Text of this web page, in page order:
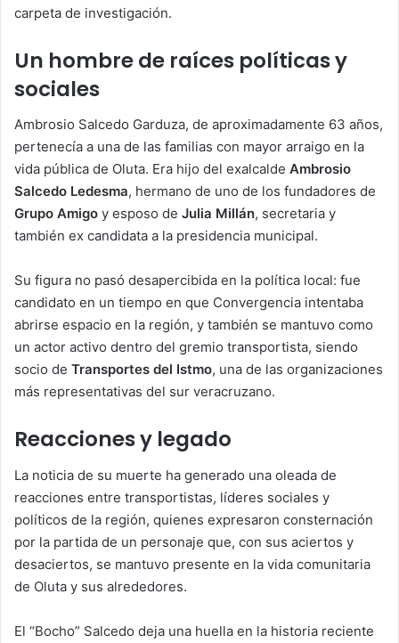
carpeta de investigación.
Un hombre de raíces políticas y
sociales
Ambrosio Salcedo Garduza, de aproximadamente 63 años,
pertenecía a una de las familias con mayor arraigo en la
vida pública de Oluta. Era hijo del exalcalde Ambrosio
Salcedo Ledesma, hermano de uno de los fundadores de
Grupo Amigo y esposo de Julia Millán, secretaria y
también ex candidata a la presidencia municipal.
Su figura no pasó desapercibida en la política local: fue
candidato en un tiempo en que Convergencia intentaba
abrirse espacio en la región, y también se mantuvo como
un actor activo dentro del gremio transportista, siendo
socio de Transportes del Istmo, una de las organizaciones
más representativas del sur veracruzano.
Reacciones y legado
La noticia de su muerte ha generado una oleada de
reacciones entre transportistas, líderes sociales y
políticos de la región, quienes expresaron consternación
por la partida de un personaje que, con sus aciertos y
desaciertos, se mantuvo presente en la vida comunitaria
de Oluta y sus alrededores.
El “Bocho” Salcedo deja una huella en la historia reciente